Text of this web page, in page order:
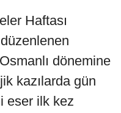
Haftası
dönemine
kazılarda gün
eser ilk kez